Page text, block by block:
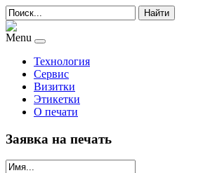
Найти
Menu
Технология
Сервис
Визитки
Этикетки
О печати
Заявка на печать